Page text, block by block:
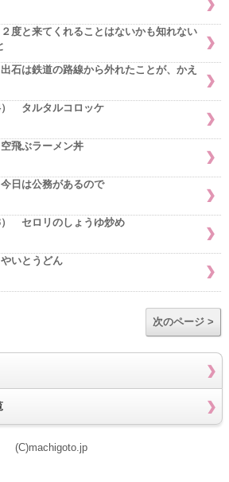
度と来てくれることはないかも知れない
石は鉄道の路線から外れたことが、かえ
） タルタルコロッケ
飛ぶラーメン丼
日は公務があるので
） セロリのしょうゆ炒め
いとうどん
次のページ >
(C)machigoto.jp